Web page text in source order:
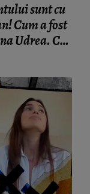
sunt cu
Cum a fost
Udrea. Cu